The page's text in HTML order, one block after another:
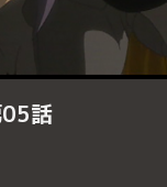
話